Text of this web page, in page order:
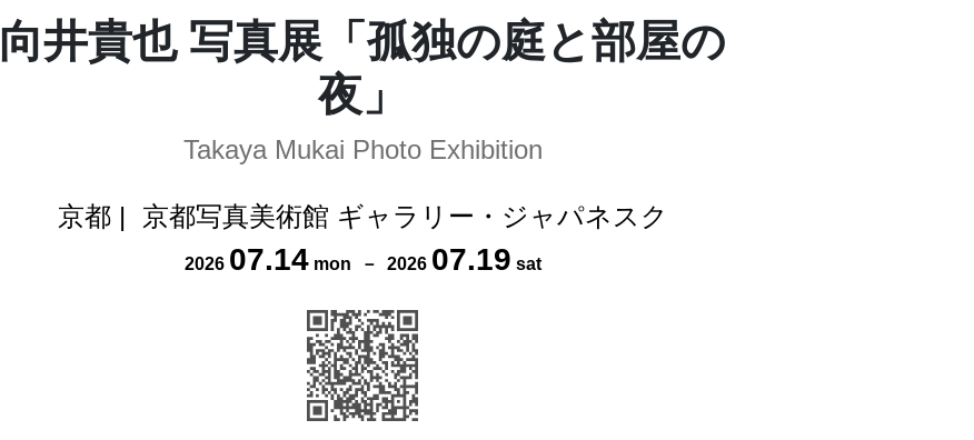
向井貴也 写真展「孤独の庭と部屋の
夜」
Takaya Mukai Photo Exhibition
京都| 京都写真美術館 ギャラリー・ジャパネスク
2026 07.14 mon － 2026 07.19 sat